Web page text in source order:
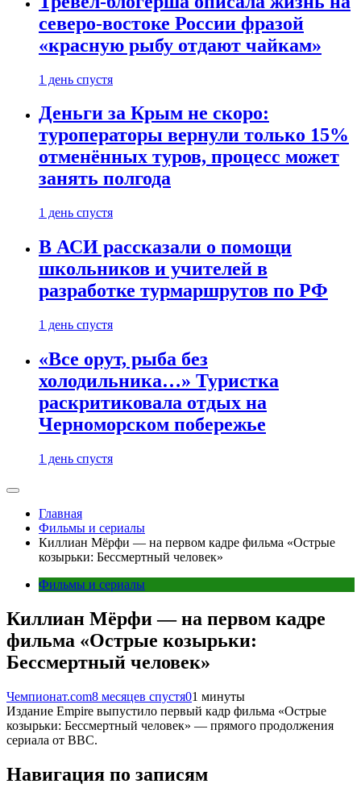
северо-востоке России фразой
«красную рыбу отдают чайкам»
1 день спустя
Деньги за Крым не скоро:
туроператоры вернули только 15%
отменённых туров, процесс может
занять полгода
1 день спустя
В АСИ рассказали о помощи
школьников и учителей в
разработке турмаршрутов по РФ
1 день спустя
«Все орут, рыба без
холодильника…» Туристка
раскритиковала отдых на
Черноморском побережье
1 день спустя
Главная
Фильмы и сериалы
Киллиан Мёрфи — на первом кадре фильма «Острые
козырьки: Бессмертный человек»
Фильмы и сериалы
Киллиан Мёрфи — на первом кадре
фильма «Острые козырьки:
Бессмертный человек»
Чемпионат.com8 месяцев спустя01 минуты
Издание Empire выпустило первый кадр фильма «Острые
козырьки: Бессмертный человек» — прямого продолжения
сериала от BBC.
Навигация по записям